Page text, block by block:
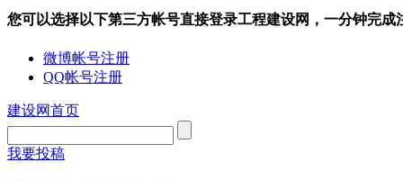
您可以选择以下第三方帐号直接登录工程建设网，一分钟完成
微博帐号注册
QQ帐号注册
建设网首页
我要投稿